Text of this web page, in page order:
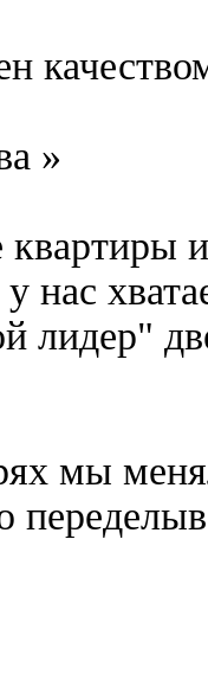
»
нас
лидер"
мы